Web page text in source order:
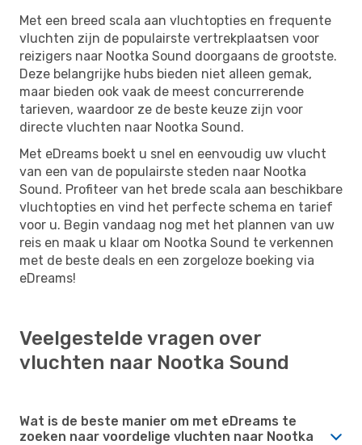
Met een breed scala aan vluchtopties en frequente
vluchten zijn de populairste vertrekplaatsen voor
reizigers naar Nootka Sound doorgaans de grootste.
Deze belangrijke hubs bieden niet alleen gemak,
maar bieden ook vaak de meest concurrerende
tarieven, waardoor ze de beste keuze zijn voor
directe vluchten naar Nootka Sound.
Met eDreams boekt u snel en eenvoudig uw vlucht
van een van de populairste steden naar Nootka
Sound. Profiteer van het brede scala aan beschikbare
vluchtopties en vind het perfecte schema en tarief
voor u. Begin vandaag nog met het plannen van uw
reis en maak u klaar om Nootka Sound te verkennen
met de beste deals en een zorgeloze boeking via
eDreams!
Veelgestelde vragen over
vluchten naar Nootka Sound
Wat is de beste manier om met eDreams te
zoeken naar voordelige vluchten naar Nootka